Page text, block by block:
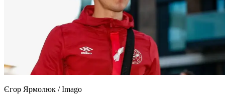
Єгор Ярмолюк / Imago